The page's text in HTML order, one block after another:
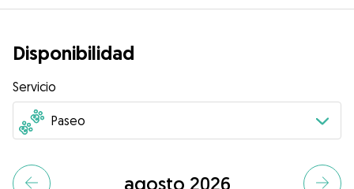
Disponibilidad
Servicio
agosto 2026